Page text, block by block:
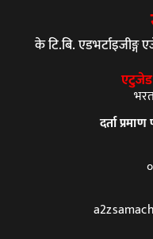
के टि.बि. एडभर्टाइजीङ्ग
दर्ता प्रमाण